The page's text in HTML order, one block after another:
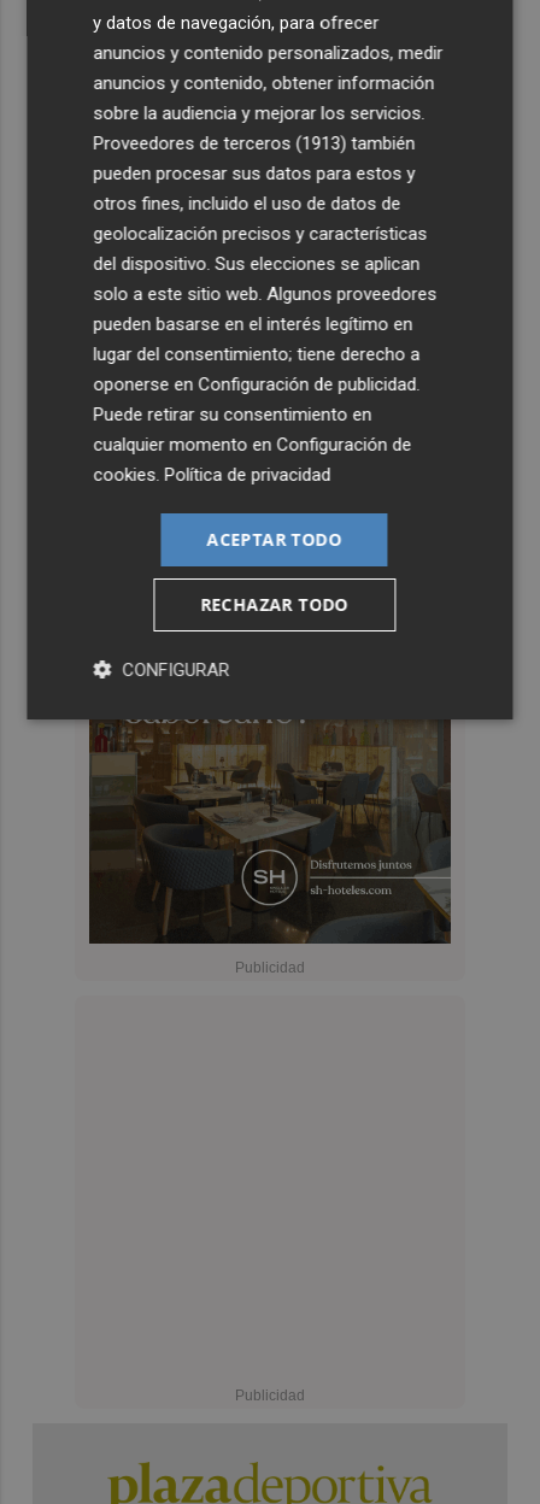
y datos de navegación, para ofrecer
anuncios y contenido personalizados, medir
anuncios y contenido, obtener información
sobre la audiencia y mejorar los servicios.
Proveedores de terceros (1913) también
pueden procesar sus datos para estos y
otros fines, incluido el uso de datos de
geolocalización precisos y características
del dispositivo. Sus elecciones se aplican
solo a este sitio web. Algunos proveedores
pueden basarse en el interés legítimo en
lugar del consentimiento; tiene derecho a
oponerse enConfiguración de publicidad
Puede retirar su consentimiento en
cualquier momento enConfiguración de
cookies .Política de privacidad
ACEPTAR TODO
RECHAZAR TODO
CONFIGURAR